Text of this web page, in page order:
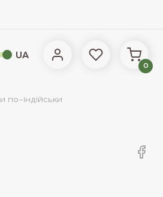
UA
0
по-індійськи